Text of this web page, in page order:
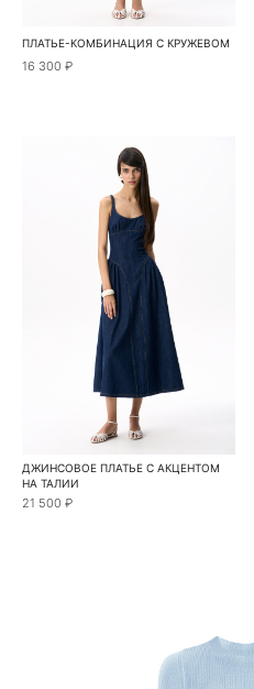
ПЛАТЬЕ-КОМБИНАЦИЯ С КРУЖЕВОМ
16 300 ₽
ДЖИНСОВОЕ ПЛАТЬЕ С АКЦЕНТОМ
НА ТАЛИИ
21 500 ₽